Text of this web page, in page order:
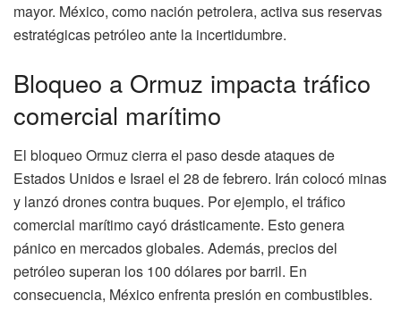
mayor. México, como nación petrolera, activa sus reservas
estratégicas petróleo ante la incertidumbre.
Bloqueo a Ormuz impacta tráfico
comercial marítimo
El bloqueo Ormuz cierra el paso desde ataques de
Estados Unidos e Israel el 28 de febrero. Irán colocó minas
y lanzó drones contra buques. Por ejemplo, el tráfico
comercial marítimo cayó drásticamente. Esto genera
pánico en mercados globales. Además, precios del
petróleo superan los 100 dólares por barril. En
consecuencia, México enfrenta presión en combustibles.